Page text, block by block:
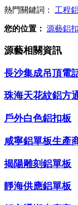
熱門關鍵詞： 工程
您的位置： 源藝鋁
源藝相關資訊
長沙集成吊頂電
珠海天花紋鋁方
戶外白色鋁扣板
咸寧鋁單板生產
揭陽雕刻鋁單板
靜海供應鋁單板